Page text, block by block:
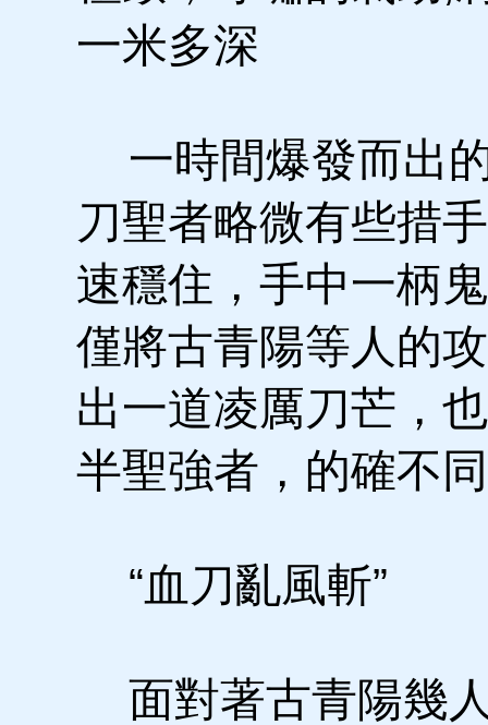
一米多深
一時間爆發而出
刀聖者略微有些措
速穩住，手中一柄
僅將古青陽等人的
出一道凌厲刀芒，
半聖強者，的確不
“血刀亂風斬”
面對著古青陽幾